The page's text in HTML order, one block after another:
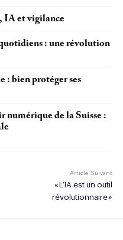
IA et vigilance
: une révolution
: bien protéger ses
numérique de la Suisse :
Article Suivant
« L’IA est un outil
révolutionnaire »